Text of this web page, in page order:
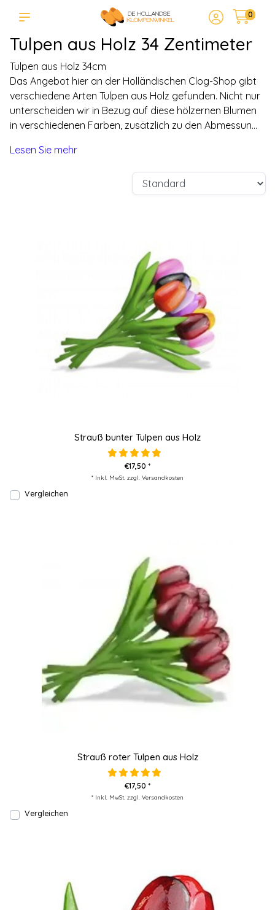
0
Tulpen aus Holz 34 Zentimeter
Tulpen aus Holz 34cm
Das Angebot hier an der Holländischen Clog-Shop gibt
verschiedene Arten Tulpen aus Holz gefunden. Nicht nur
unterscheiden wir in Bezug auf diese hölzernen Blumen
in verschiedenen Farben, zusätzlich zu den Abmessun...
Lesen Sie mehr
Strauß bunter Tulpen aus Holz
€17,50 *
* Inkl. MwSt. zzgl. Versandkosten
Vergleichen
Strauß roter Tulpen aus Holz
€17,50 *
* Inkl. MwSt. zzgl. Versandkosten
Vergleichen